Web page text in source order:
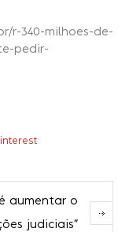
r-340-milhoes-de-
pedir-
aumentar o
judiciais”